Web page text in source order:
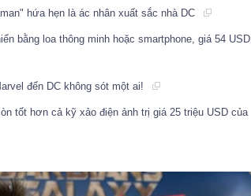
hứa hẹn là ác nhân xuất sắc nhà DC
bằng loa thông minh hoặc smartphone, giá 54 USD,
đến DC không sót một ai!
tốt hơn cả kỹ xảo điện ảnh trị giá 25 triệu USD của